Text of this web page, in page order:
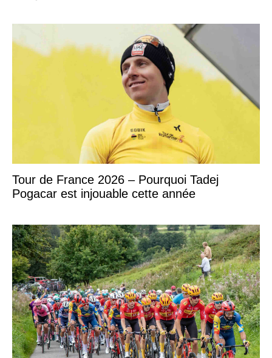
Tour de France 2026 – Pourquoi Tadej
Pogacar est injouable cette année